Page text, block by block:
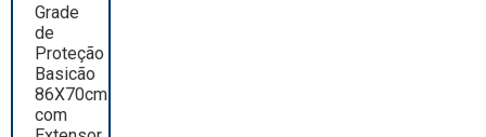
Grade
de
Proteção
Basicão
86X70cm
com